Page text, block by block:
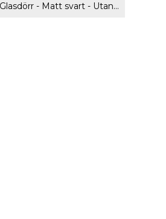
Glasdörr - Matt svart - Utan kantprofil